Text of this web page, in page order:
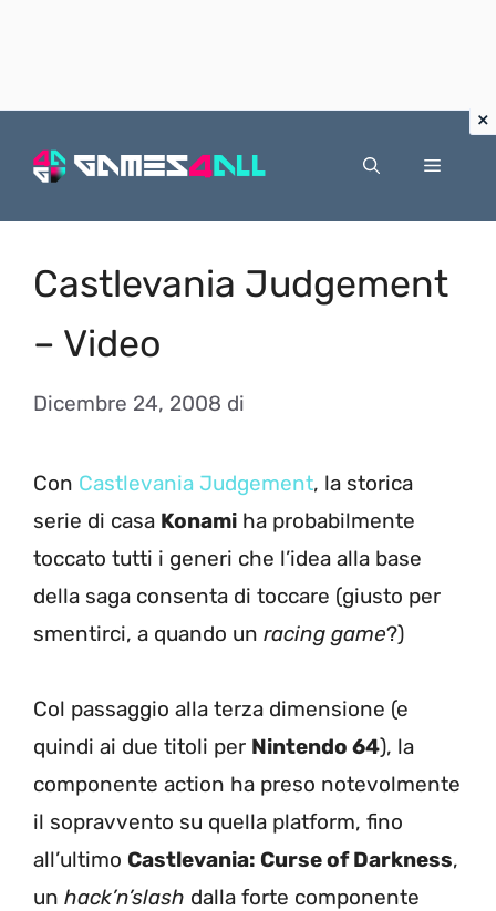
Menu
Castlevania Judgement
– Video
Dicembre 24, 2008 di
Con Castlevania Judgement, la storica
serie di casa Konami ha probabilmente
toccato tutti i generi che l’idea alla base
della saga consenta di toccare (giusto per
smentirci, a quando un racing game?)
Col passaggio alla terza dimensione (e
quindi ai due titoli per Nintendo 64), la
componente action ha preso notevolmente
il sopravvento su quella platform, fino
all’ultimo Castlevania: Curse of Darkness,
un hack’n’slash dalla forte componente